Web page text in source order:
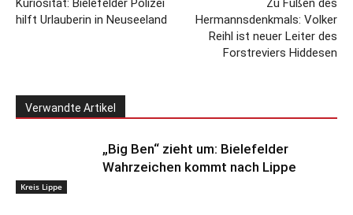
hilft Urlauberin in Neuseeland
Hermannsdenkmals: Volker
Reihl ist neuer Leiter des
Forstreviers Hiddesen
Verwandte Artikel
Kreis Lippe
„Big Ben“ zieht um: Bielefelder
Wahrzeichen kommt nach Lippe